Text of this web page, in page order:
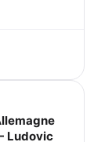
Ludovic